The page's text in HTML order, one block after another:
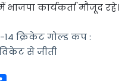
भाजपा कार्यकर्ता मौजूद रहे।
14 क्रिकेट गोल्ड कप :
से जीती